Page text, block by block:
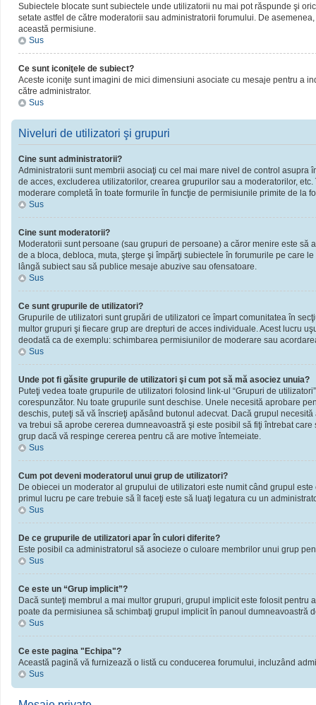
Subiectele blocate sunt subiectele unde utilizatorii nu mai pot răspunde şi
setate astfel de către moderatorii sau administratorii forumului. De
această permisiune.
Sus
Ce sunt iconiţele de subiect?
Aceste iconiţe sunt imagini de mici dimensiuni asociate cu mesaje pentru a
către administrator.
Sus
Niveluri de utilizatori şi grupuri
Cine sunt administratorii?
Administratorii sunt membrii asociaţi cu cel mai mare nivel de control
de acces, excluderea utilizatorilor, crearea grupurilor sau a moderatorilor,
moderare completă în toate formurile în funcţie de permisiunile primite de la
Sus
Cine sunt moderatorii?
Moderatorii sunt persoane (sau grupuri de persoane) a căror menire este
de a bloca, debloca, muta, şterge şi împărţi subiectele în forumurile pe care
lângă subiect sau să publice mesaje abuzive sau ofensatoare.
Sus
Ce sunt grupurile de utilizatori?
Grupurile de utilizatori sunt grupări de utilizatori ce împart comunitatea în
multor grupuri şi fiecare grup are drepturi de acces individuale. Acest lucru
deodată ca de exemplu: schimbarea permisiunilor de moderare sau
Sus
Unde pot fi găsite grupurile de utilizatori şi cum pot să mă asociez unuia?
Puteţi vedea toate grupurile de utilizatori folosind link-ul “Grupuri de
corespunzător. Nu toate grupurile sunt deschise. Unele necesită aprobare
deschis, puteţi să vă înscrieţi apăsând butonul adecvat. Dacă grupul
va trebui să aprobe cererea dumneavoastră şi este posibil să fiţi întrebat
grup dacă vă respinge cererea pentru că are motive întemeiate.
Sus
Cum pot deveni moderatorul unui grup de utilizatori?
De obiecei un moderator al grupului de utilizatori este numit când grupul
primul lucru pe care trebuie să îl faceţi este să luaţi legatura cu un
Sus
De ce grupurile de utilizatori apar în culori diferite?
Este posibil ca administratorul să asocieze o culoare membrilor unui grup
Sus
Ce este un “Grup implicit”?
Dacă sunteţi membrul a mai multor grupuri, grupul implicit este folosit
poate da permisiunea să schimbaţi grupul implicit în panoul dumneavoastră
Sus
Ce este pagina "Echipa"?
Această pagină vă furnizează o listă cu conducerea forumului, incluzând
Sus